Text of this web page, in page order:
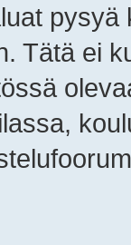
Tätä ei